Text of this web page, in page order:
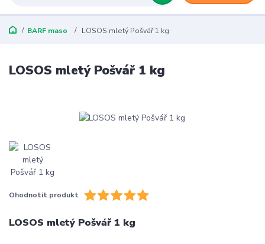
BARF maso LOSOS mletý Pošvář 1 kg
LOSOS mletý Pošvář 1 kg
Ohodnotit produkt
LOSOS mletý Pošvář 1 kg